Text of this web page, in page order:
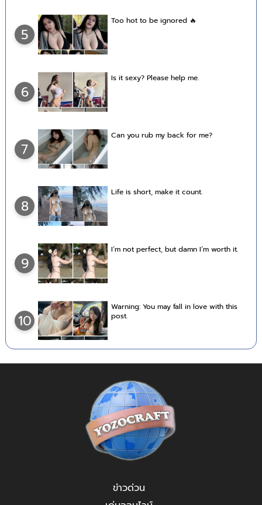
5
Too hot to be ignored 🔥
6
Is it sexy? Please help me.
7
Can you rub my back for me?
8
Life is short, make it count.
9
I’m not perfect, but damn I’m worth it.
10
Warning: You may fall in love with this
post.
ข่าวด่วน